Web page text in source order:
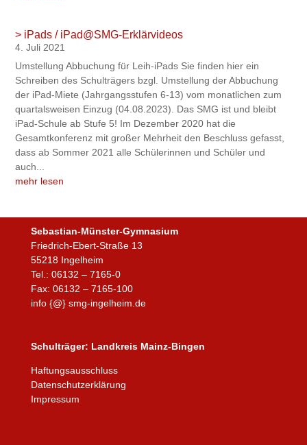
> iPads / iPad@SMG-Erklärvideos
4. Juli 2021
Umstellung Abbuchung für Leih-iPads Sie finden hier ein
Schreiben des Schulträgers bzgl. Umstellung der Abbuchung
der iPad-Miete (Jahrgangsstufen 6-13) vom monatlichen zum
quartalsweisen Einzug (04.08.2023). Das SMG ist und bleibt
iPad-Schule ab Stufe 5! Im Dezember 2020 hat die
Gesamtkonferenz mit großer Mehrheit den Beschluss gefasst,
dass ab Sommer 2021 alle Schülerinnen und Schüler und
auch...
mehr lesen
Sebastian-Münster-Gymnasium
Friedrich-Ebert-Straße 13
55218 Ingelheim
Tel.: 06132 – 7165-0
Fax: 06132 – 7165-100
info {@} smg-ingelheim.de
Schulträger: Landkreis Mainz-Bingen
Haftungsausschluss
Datenschutzerklärung
Impressum